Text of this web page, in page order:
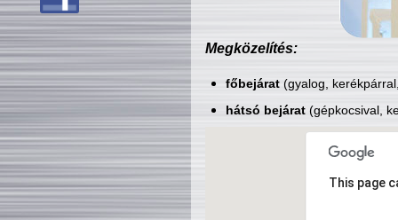
Megközelítés:
főbejárat(gyalog,
hátsó bejárat(gépkocsival,
This page